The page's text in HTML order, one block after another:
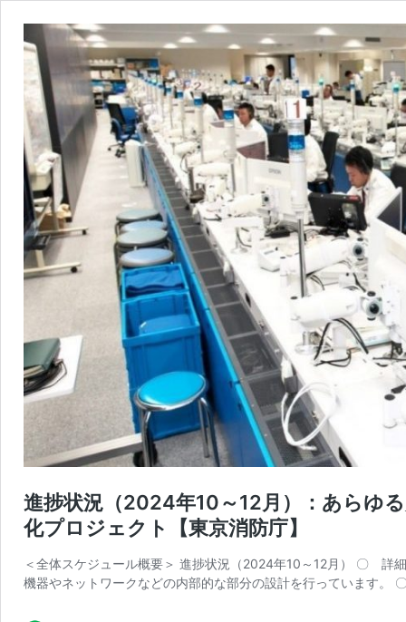
進捗状況（2024年10～12月）：あらゆ
化プロジェクト【東京消防庁】
＜全体スケジュール概要＞ 進捗状況（2024年10～12月） 〇
機器やネットワークなどの内部的な部分の設計を行っています